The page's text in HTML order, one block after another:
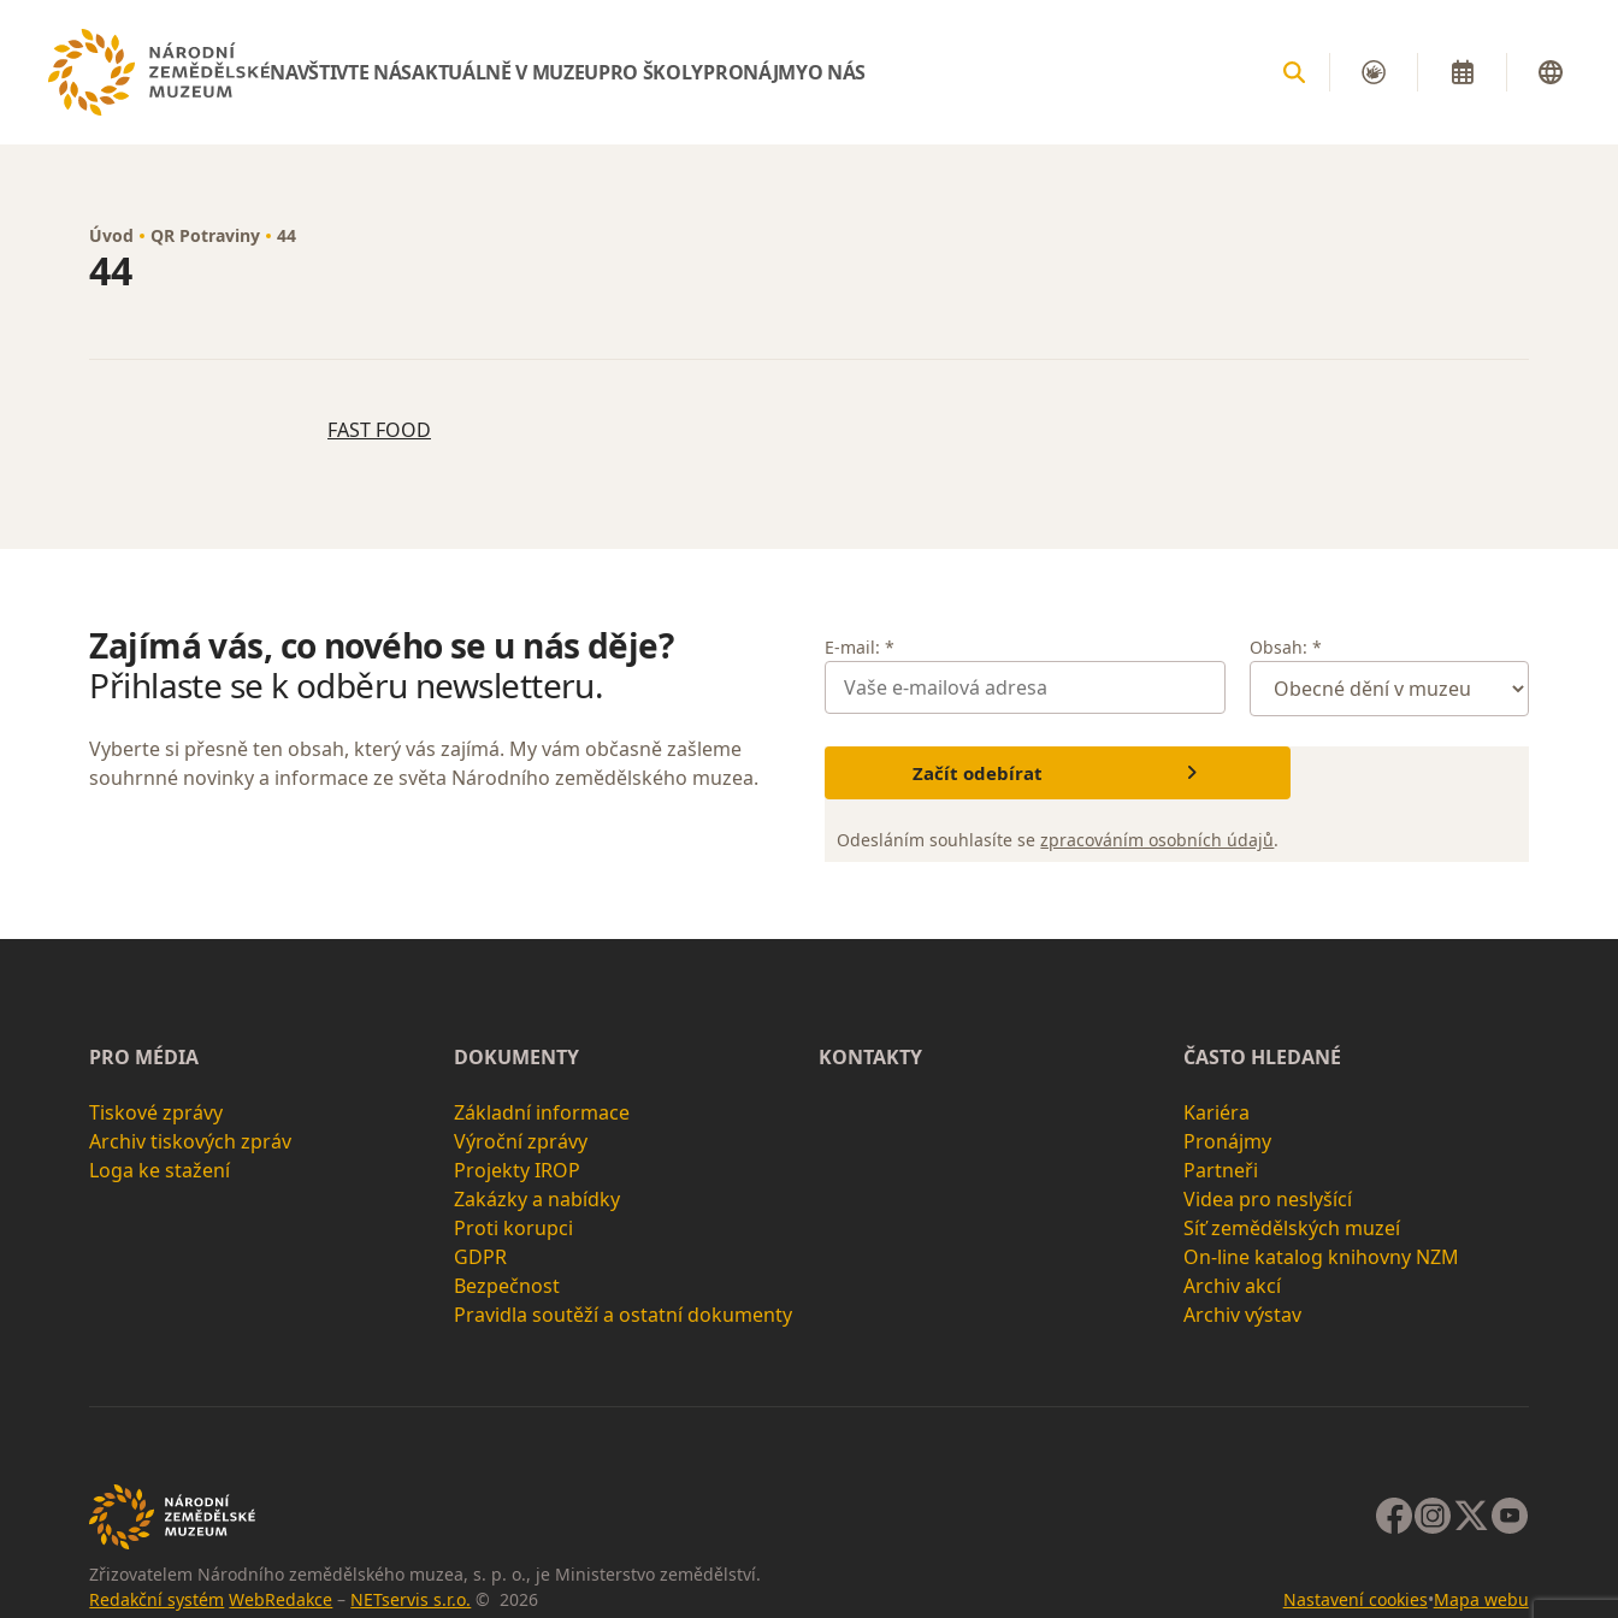
NAVŠTIVTE NÁSAKTUÁLNĚ V MUZEUPRO ŠKOLYPRONÁJMYO NÁS
Úvod QR Potraviny 44
44
FAST FOOD
Zajímá vás, co nového se u nás děje?
Přihlaste se k odběru newsletteru.
Vyberte si přesně ten obsah, který vás zajímá. My vám občasně zašleme
souhrnné novinky a informace ze světa Národního zemědělského muzea.
E-mail: * Obsah: *
Začít odebírat
Odesláním souhlasíte sezpracováním osobních údajů.
PRO MÉDIA
Tiskové zprávy
Archiv tiskových zpráv
Loga ke stažení
DOKUMENTY
Základní informace
Výroční zprávy
Projekty IROP
Zakázky a nabídky
Proti korupci
GDPR
Bezpečnost
Pravidla soutěží a ostatní dokumenty
KONTAKTY ČASTO HLEDANÉ
Kariéra
Pronájmy
Partneři
Videa pro neslyšící
Síť zemědělských muzeí
On-line katalog knihovny NZM
Archiv akcí
Archiv výstav
Zřizovatelem Národního zemědělského muzea, s. p. o., je Ministerstvo zemědělství.
Redakční systém WebRedakce – NETservis s.r.o. © 2026 Nastavení cookies•Mapa webu